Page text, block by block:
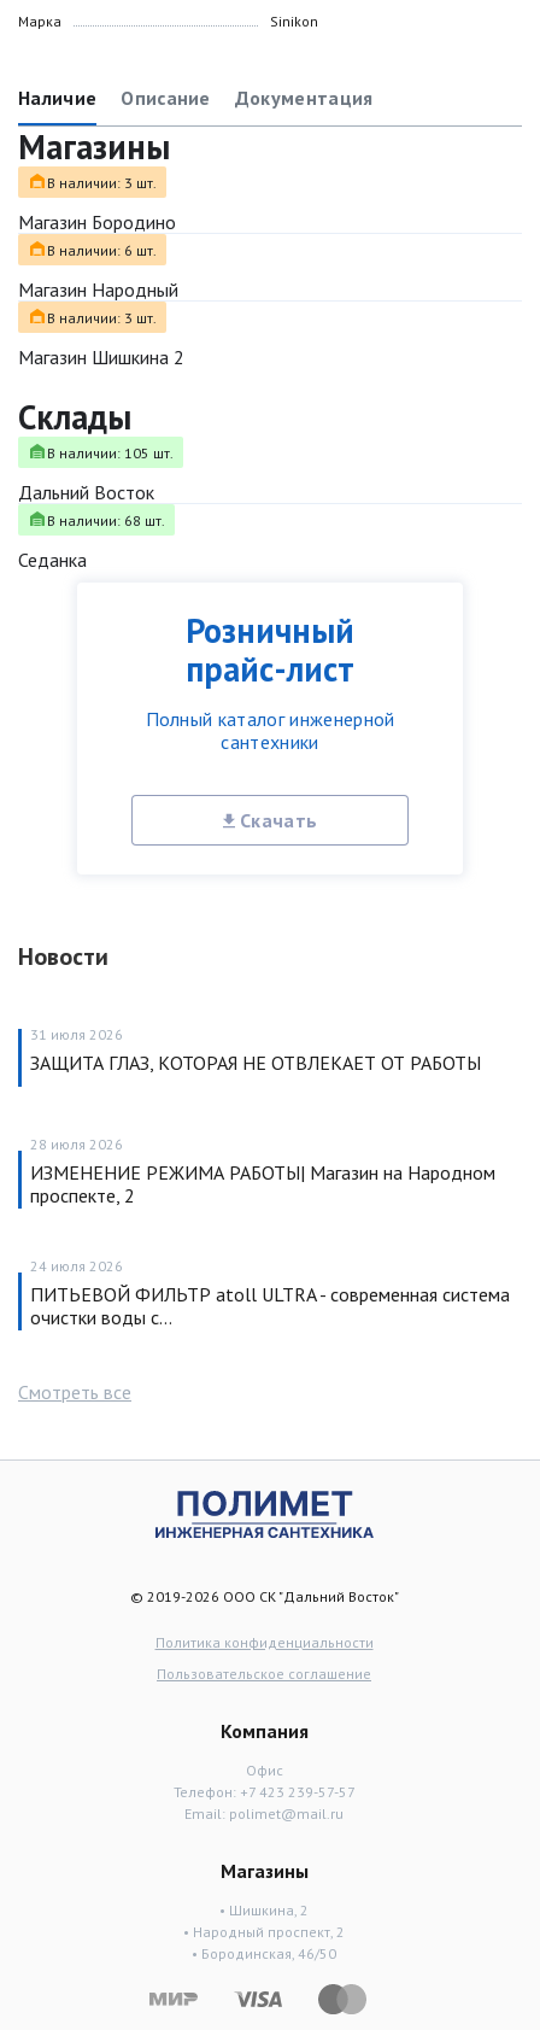
Розничный
прайс-лист
Полный каталог инженерной
сантехники
Скачать
Новости
31 июля 2026
ЗАЩИТА ГЛАЗ, КОТОРАЯ НЕ ОТВЛЕКАЕТ ОТ РАБОТЫ
28 июля 2026
ИЗМЕНЕНИЕ РЕЖИМА РАБОТЫ| Магазин на Народном
проспекте, 2
24 июля 2026
ПИТЬЕВОЙ ФИЛЬТР atoll ULTRA - современная система
очистки воды с…
Смотреть все
Марка Sinikon
Наличие Описание Документация
Магазины
В наличии: 3 шт.
Магазин Бородино
В наличии: 6 шт.
Магазин Народный
В наличии: 3 шт.
Магазин Шишкина 2
Склады
В наличии: 105 шт.
Дальний Восток
В наличии: 68 шт.
Седанка
© 2019-2026 ООО СК "Дальний Восток"
Политика конфиденциальности
Пользовательское соглашение
Компания
Офис
Телефон: +7 423 239-57-57
Email: polimet@mail.ru
Магазины
• Шишкина, 2
• Народный проспект, 2
• Бородинская, 46/50